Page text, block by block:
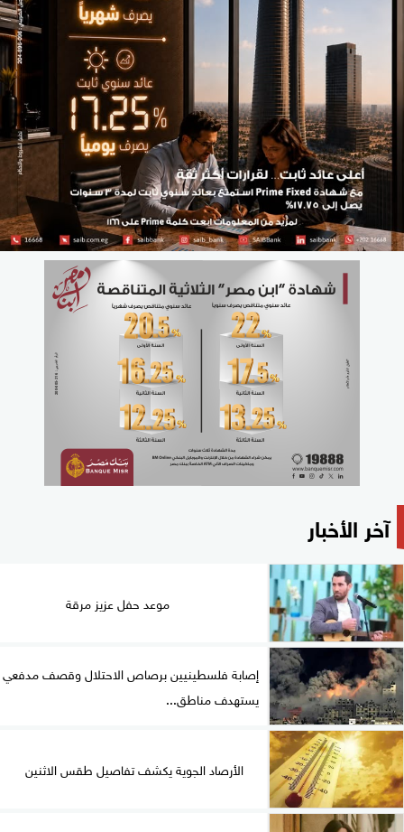
آخر الأخبار
موعد حفل عزيز مرقة
إصابة فلسطينيين برصاص الاحتلال وقصف مدفعي
يستهدف مناطق...
الأرصاد الجوية يكشف تفاصيل طقس الاثنين